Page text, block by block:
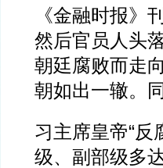
《金融时报》
然后官员人头
朝廷腐败而走
朝如出一辙。
习主席皇帝“反
级、副部级多